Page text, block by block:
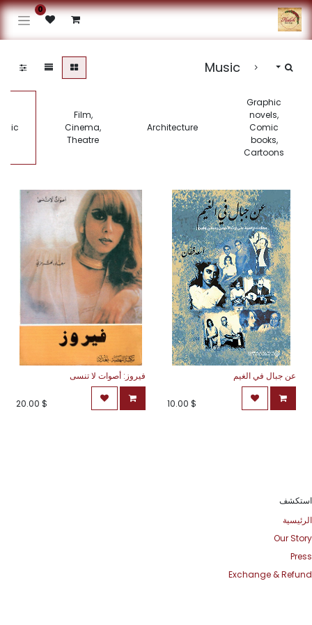
0
Music
Graphic
novels,
Comic
books,
Cartoons
Architecture
Film,
Cinema,
Theatre
عن جبال في الغيم
$
10.00
فيروز: أصوات لا تنسى
$
20.00
استكشف
الرئيسية
Our Story
Press
Exchange & Refund